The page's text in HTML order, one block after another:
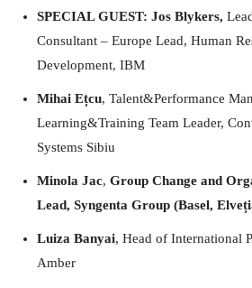
SPECIAL GUEST: Jos Blykers,
Consultant – Europe Lead, Human
Development, IBM
Mihai Ețcu, Talent&Performance
Learning&Training Team Leader,
Systems Sibiu
Minola Jac, Group Change and
Lead, Syngenta Group (Basel,
Luiza Banyai, Head of International
Amber